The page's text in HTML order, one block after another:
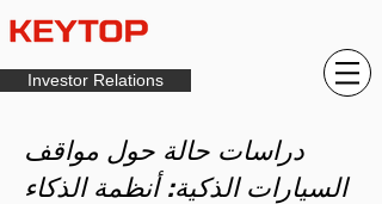
Investor Relations
دراسات حالة حول مواقف
السيارات الذكية: أنظمة الذكاء